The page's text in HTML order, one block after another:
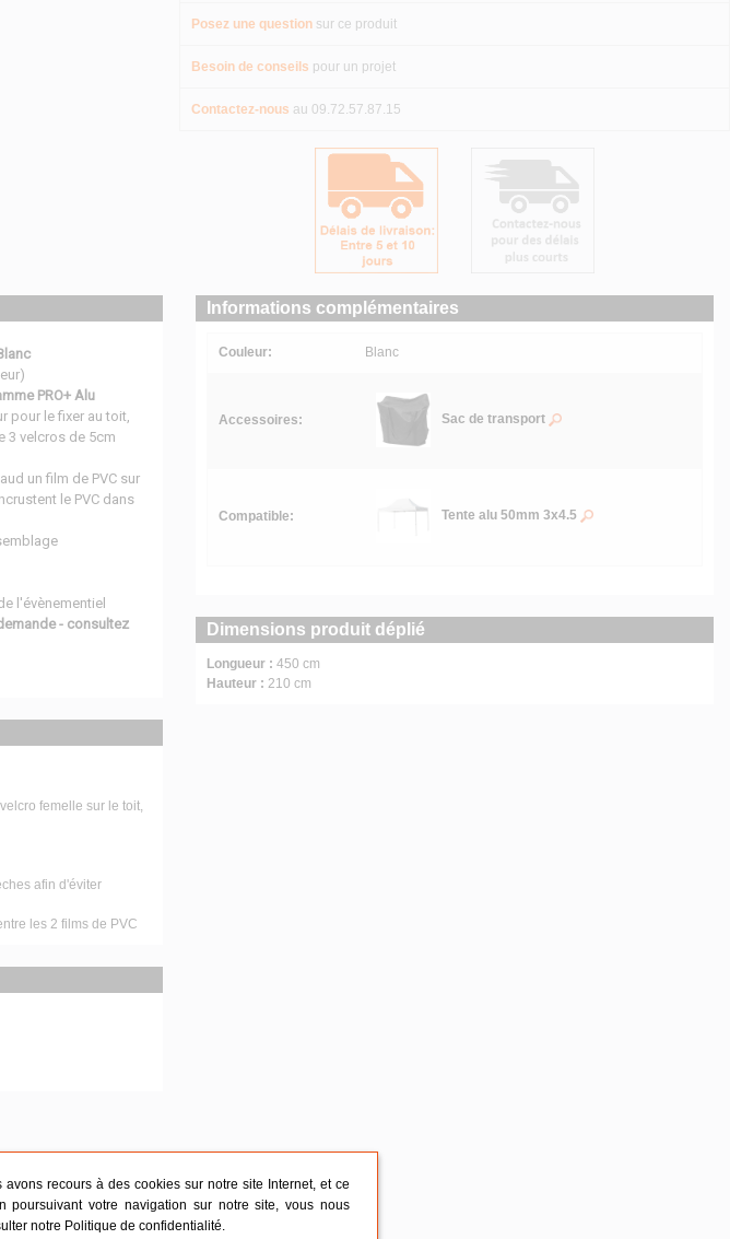
Posez une question sur ce produit
Besoin de conseils pour un projet
Contactez-nous au 09.72.57.87.15
PRO+ Alu
pour le fixer au toit,
3 velcros de 5cm
un film de PVC sur
le PVC dans
l'évènementiel
- consultez
femelle sur le toit,
afin d'éviter
les 2 films de PVC
Informations complémentaires
Couleur: Blanc
Accessoires: Sac de transport
Compatible: Tente alu 50mm 3x4.5
Dimensions produit déplié
Longueur : 450 cm
Hauteur : 210 cm
recours à des cookies sur notre site Internet, et ce
poursuivant votre navigation sur notre site, vous nous
notre Politique de confidentialité